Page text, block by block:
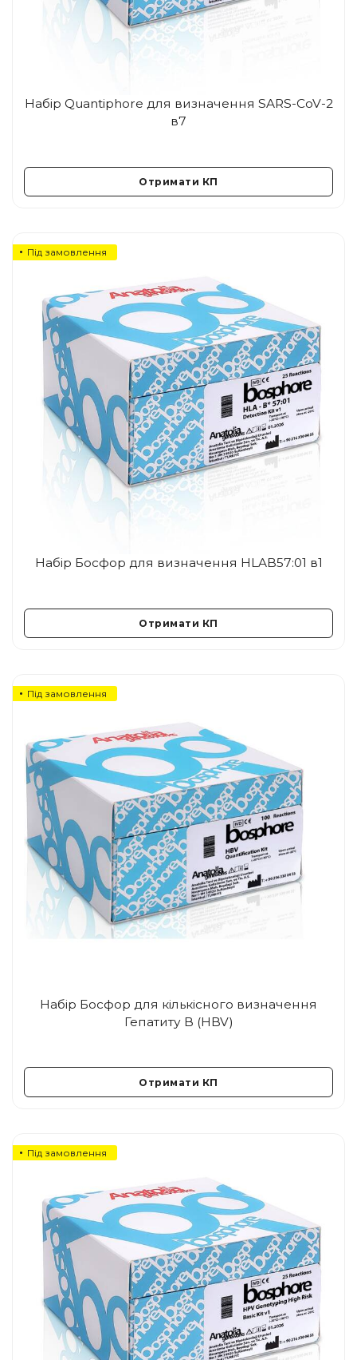
Набір Quantiphore для визначення SARS-CoV-2
в7
Отримати КП
Під замовлення
Набір Босфор для визначення HLAB57:01 в1
Отримати КП
Під замовлення
Набір Босфор для кількісного визначення
Гепатиту В (HBV)
Отримати КП
Під замовлення